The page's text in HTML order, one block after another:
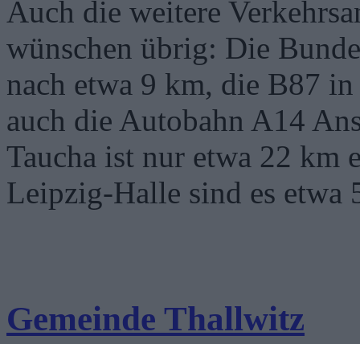
Auch die weitere
wünschen übrig: Die
nach etwa 9 km, die B87
auch die Autobahn A14
Taucha ist nur etwa 22 km
Leipzig-Halle sind es etwa
Gemeinde Thallwitz